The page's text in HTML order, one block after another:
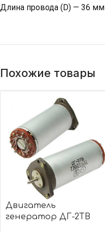
Длина провода (D) — 36 мм
Похожие товары
Двигатель
генератор ДГ-2ТВ